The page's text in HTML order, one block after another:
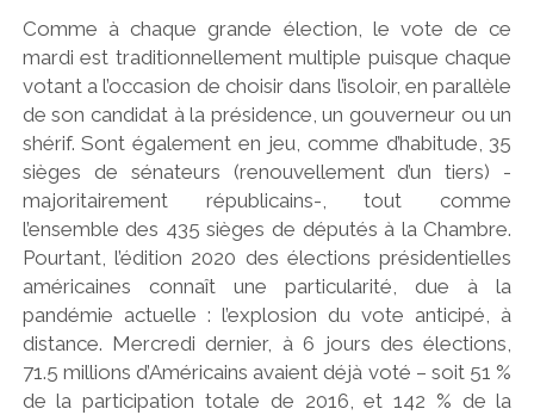
Comme à chaque grande élection, le vote de ce
mardi est traditionnellement multiple puisque chaque
votant a l’occasion de choisir dans l’isoloir, en parallèle
de son candidat à la présidence, un gouverneur ou un
shérif. Sont également en jeu, comme d’habitude, 35
sièges de sénateurs (renouvellement d’un tiers) -
majoritairement républicains-, tout comme
l’ensemble des 435 sièges de députés à la Chambre.
Pourtant, l’édition 2020 des élections présidentielles
américaines connaît une particularité, due à la
pandémie actuelle : l’explosion du vote anticipé, à
distance. Mercredi dernier, à 6 jours des élections,
71.5 millions d’Américains avaient déjà voté – soit 51 %
de la participation totale de 2016, et 142 % de la